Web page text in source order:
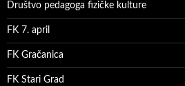
Društvo pedagoga fizičke kulture
FK 7. april
FK Gračanica
FK Stari Grad